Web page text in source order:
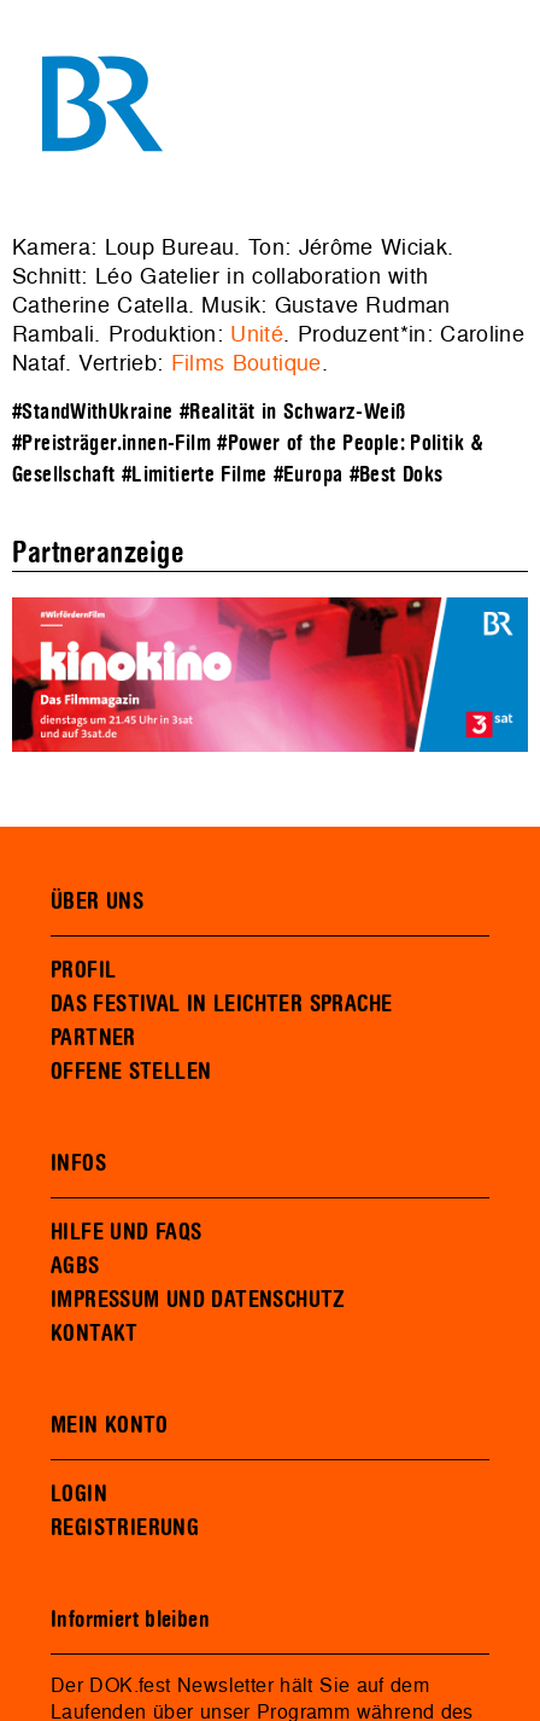
Kamera: Loup Bureau. Ton: Jérôme Wiciak.
Schnitt: Léo Gatelier in collaboration with
Catherine Catella. Musik: Gustave Rudman
Rambali. Produktion: Unité. Produzent*in: Caroline
Nataf. Vertrieb: Films Boutique.
#StandWithUkraine #Realität in Schwarz-Weiß
#Preisträger.innen-Film #Power of the People: Politik &
Gesellschaft #Limitierte Filme #Europa #Best Doks
Partneranzeige
ÜBER UNS
PROFIL
DAS FESTIVAL IN LEICHTER SPRACHE
PARTNER
OFFENE STELLEN
INFOS
HILFE UND FAQS
AGBS
IMPRESSUM UND DATENSCHUTZ
KONTAKT
MEIN KONTO
LOGIN
REGISTRIERUNG
Informiert bleiben
Der DOK.fest Newsletter hält Sie auf dem
Laufenden über unser Programm während des